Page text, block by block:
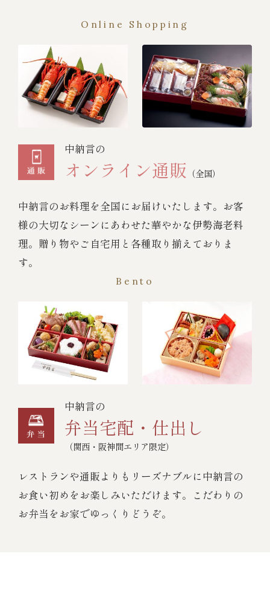
Online Shopping
中納言の
オンライン通販 （全国）
中納言のお料理を全国にお届けいたします。お客
様の大切なシーンにあわせた華やかな伊勢海老料
理。贈り物やご自宅用と各種取り揃えておりま
す。
Bento
中納言の
弁当宅配・仕出し
（関西・阪神間エリア限定）
レストランや通販よりもリーズナブルに中納言の
お食い初めをお楽しみいただけます。こだわりの
お弁当をお家でゆっくりどうぞ。